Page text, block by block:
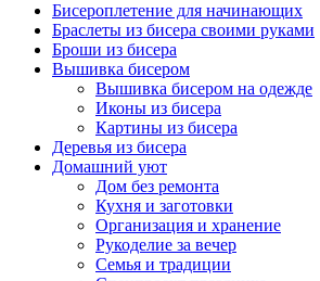
Бисероплетение для начинающих
Браслеты из бисера своими руками
Броши из бисера
Вышивка бисером
Вышивка бисером на одежде
Иконы из бисера
Картины из бисера
Деревья из бисера
Домашний уют
Дом без ремонта
Кухня и заготовки
Организация и хранение
Рукоделие за вечер
Семья и традиции